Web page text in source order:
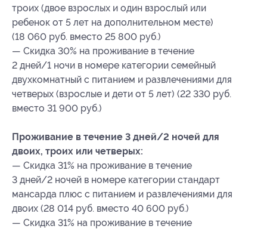
троих (двое взрослых и один взрослый или
ребенок от 5 лет на дополнительном месте)
(18 060 руб. вместо 25 800 руб.)
— Скидка 30% на проживание в течение
2 дней/1 ночи в номере категории семейный
двухкомнатный с питанием и развлечениями для
четверых (взрослые и дети от 5 лет) (22 330 руб.
вместо 31 900 руб.)
Проживание в течение 3 дней/2 ночей для
двоих, троих или четверых:
— Скидка 31% на проживание в течение
3 дней/2 ночей в номере категории стандарт
мансарда плюс с питанием и развлечениями для
двоих (28 014 руб. вместо 40 600 руб.)
— Скидка 31% на проживание в течение